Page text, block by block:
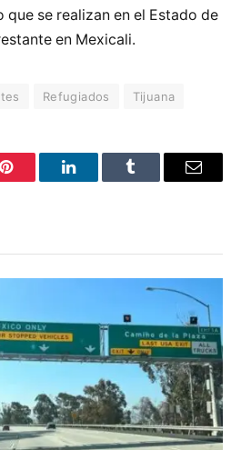
que se realizan en el Estado de
en Mexicali.
Refugiados Tijuana
Pinterest LinkedInTumblr Email